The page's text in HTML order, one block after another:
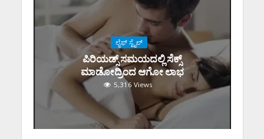
ಲೈಫ್ ಸ್ಟೈಲ್
ಪಿರಿಯಡ್ಸ್‌ ಸಮಯದಲ್ಲಿ ಸೆಕ್ಸ್‌
ಮಾಡೋದ್ರಿಂದ ಆಗೋ ಲಾಭ
5,316 Views